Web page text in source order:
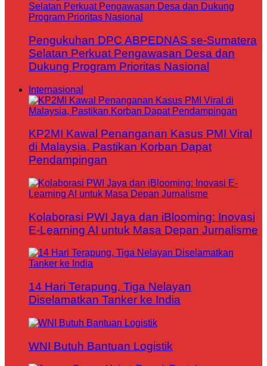
Pengukuhan DPC ABPEDNAS se-Sumatera
Selatan Perkuat Pengawasan Desa dan
Dukung Program Prioritas Nasional
Internasional
KP2MI Kawal Penanganan Kasus PMI Viral
di Malaysia, Pastikan Korban Dapat
Pendampingan
Kolaborasi PWI Jaya dan iBlooming: Inovasi
E-Learning AI untuk Masa Depan Jurnalisme
14 Hari Terapung, Tiga Nelayan
Diselamatkan Tanker ke India
WNI Butuh Bantuan Logistik